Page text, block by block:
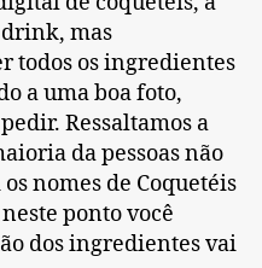
drink, mas
todos os ingredientes
a uma boa foto,
Ressaltamos a
da pessoas não
nomes de Coquetéis
ponto você
dos ingredientes vai